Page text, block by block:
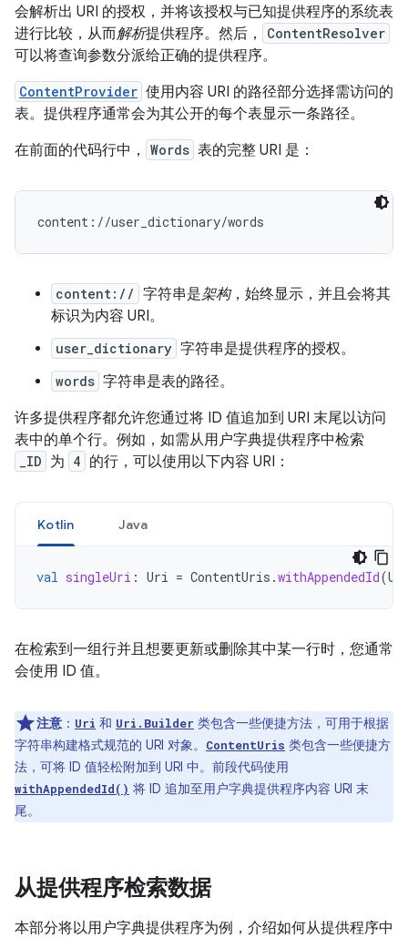
会解析出 URI 的授权，并将该授权与已知提供程序的系统表
进行比较，从而解析提供程序。然后， ContentResolver
可以将查询参数分派给正确的提供程序。
ContentProvider 使用内容 URI 的路径部分选择需访问的
表。提供程序通常会为其公开的每个表显示一条路径。
在前面的代码行中，
Words 表的完整 URI 是：
content:// 字符串是架构，始终显示，并且会将其
标识为内容 URI。
user_dictionary 字符串是提供程序的授权。
words 字符串是表的路径。
许多提供程序都允许您通过将 ID 值追加到 URI 末尾以访问
表中的单个行。例如，如需从用户字典提供程序中检索
_ID 为 4 的行，可以使用以下内容 URI：
Kotlin Java
val singleUri : Uri = ContentUris .withAppendedId(
在检索到一组行并且想要更新或删除其中某一行时，您通常
会使用 ID 值。
注意 ： Uri 和 Uri.Builder 类包含一些便捷方法，可用于根据
字符串构建格式规范的 URI 对象。
ContentUris 类包含一些便捷方
法，可将 ID 值轻松附加到 URI 中。前段代码使用
withAppendedId() 将 ID 追加至用户字典提供程序内容 URI 末
尾。
从提供程序检索数据
本部分将以用户字典提供程序为例，介绍如何从提供程序中